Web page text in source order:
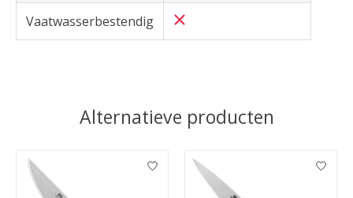
Vaatwasserbestendig
Alternatieve producten
Items van productcarrousel